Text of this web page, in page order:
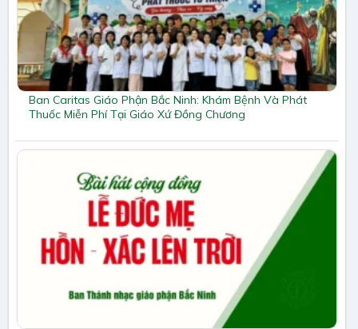
Ban Caritas Giáo Phận Bắc Ninh: Khám Bệnh Và Phát
Thuốc Miễn Phí Tại Giáo Xứ Đồng Chương